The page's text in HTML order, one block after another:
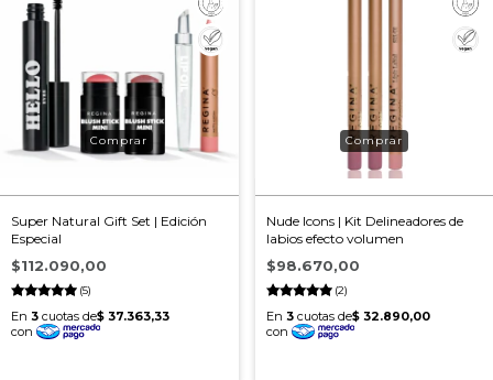
Super Natural Gift Set | Edición
Especial
(5)
$112.090,00
Nude Icons | Kit Delineadores de
labios efecto volumen
(2)
$98.670,00